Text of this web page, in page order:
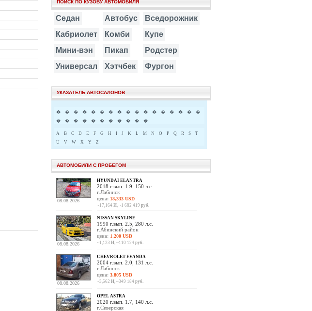
ПОИСК ПО КУЗОВУ АВТОМОБИЛЯ
Седан Автобус
Вседорожник
Кабриолет
Комби
Купе
Мини-вэн
Пикап
Родстер
Универсал
Хэтчбек Фургон
УКАЗАТЕЛЬ АВТОСАЛОНОВ
� � � � � � � � � � � � � � � �
�
�
� � � � � � � � � �
A B C D E F G H I J K L M N O P Q R S
T
U
V W X Y Z
АВТОМОБИЛИ С ПРОБЕГОМ
08.08.2026
HYUNDAI ELANTRA
2018 г.вып. 1.9, 150 л.с.
г.Лабинск
цена: 18,333 USD
~17,164 И, ~1 682 419 руб.
08.08.2026
NISSAN SKYLINE
1990 г.вып. 2.5, 280 л.с.
г.Абинский район
цена: 1,200 USD
~1,123 И, ~110 124 руб.
08.08.2026
CHEVROLET EVANDA
2004 г.вып. 2.0, 131 л.с.
г.Лабинск
цена: 3,805 USD
~3,562 И, ~349 184 руб.
OPEL ASTRA
2020 г.вып. 1.7, 140 л.с.
г.Северская